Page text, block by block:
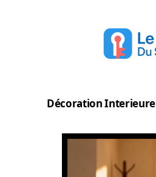
Décoration Interieure